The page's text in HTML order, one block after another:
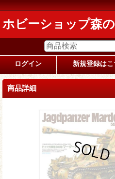
ホビーショップ森
ログイン 新規登録はこ
商品詳細